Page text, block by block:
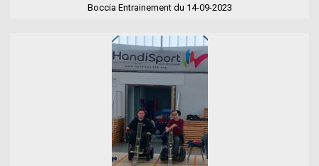
Boccia Entrainement du 14-09-2023